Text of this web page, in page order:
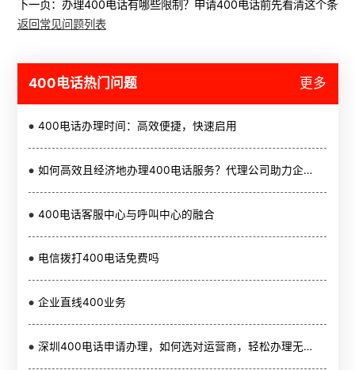
下一页： 办理400电话有哪些限制？申请400电话前先看清这个条件
返回常见问题列表
400电话热门问题 更多
400电话办理时间：高效便捷，快速启用
如何高效且经济地办理400电话服务？代理公司助力企业省钱省力
400电话客服中心与呼叫中心的融合
电信拨打400电话免费吗
企业直线400业务
深圳400电话申请办理，如何选对运营商，轻松办理无忧通信